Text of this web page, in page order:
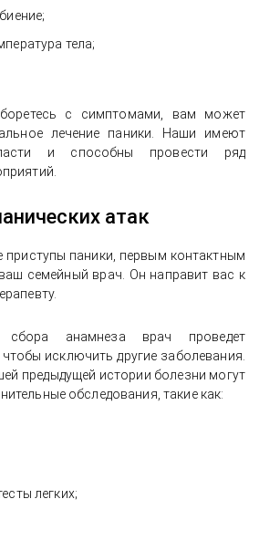
тела;
с симптомами, вам может
лечение паники. Наши имеют
и способны провести ряд
атак
приступы паники, первым контактным
семейный врач. Он направит вас к
сбора анамнеза врач проведет
исключить другие заболевания.
предыдущей истории болезни могут
обследования, такие как:
легких;